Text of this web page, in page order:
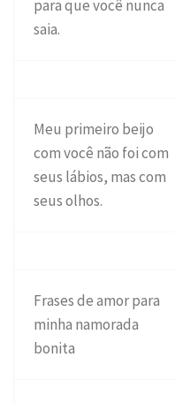
para que você nunca
saia.
Meu primeiro beijo
com você não foi com
seus lábios, mas com
seus olhos.
Frases de amor para
minha namorada
bonita